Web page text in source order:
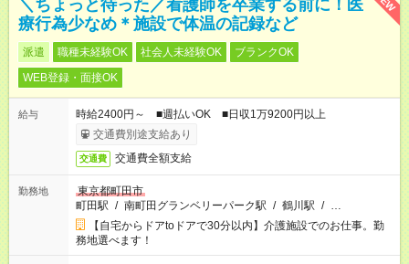
＼ちょっと待った／看護師を卒業する前に！医
療行為少なめ＊施設で体温の記録など
派遣 職種未経験OK 社会人未経験OK
ブランクOK
WEB登録・面接OK
給与
時給2400円～ ■週払いOK ■日収1万9200円以上
交通費別途支給あり
交通費 交通費全額支給
勤務地
東京都町田市
町田駅 / 南町田グランベリーパーク駅 / 鶴川駅 / …
【自宅からドアtoドアで30分以内】介護施設でのお仕事。勤
務地選べます！